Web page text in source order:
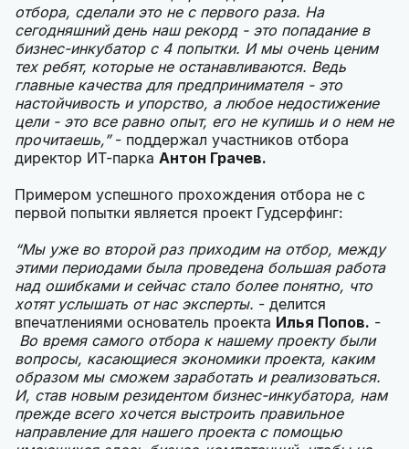
отбора, сделали это не с первого раза. На
сегодняшний день наш рекорд - это попадание в
бизнес-инкубатор с 4 попытки. И мы очень ценим
тех ребят, которые не останавливаются. Ведь
главные качества для предпринимателя - это
настойчивость и упорство, а любое недостижение
цели - это все равно опыт, его не купишь и о нем не
прочитаешь,”- поддержал участников отбора
директор ИТ-парка Антон Грачев.
Примером успешного прохождения отбора не с
первой попытки является проект Гудсерфинг:
“Мы уже во второй раз приходим на отбор, между
этими периодами была проведена большая работа
над ошибками и сейчас стало более понятно, что
хотят услышать от нас эксперты. - делится
впечатлениями основатель проекта Илья Попов. -
Во время самого отбора к нашему проекту были
вопросы, касающиеся экономики проекта, каким
образом мы сможем заработать и реализоваться.
И, став новым резидентом бизнес-инкубатора, нам
прежде всего хочется выстроить правильное
направление для нашего проекта с помощью